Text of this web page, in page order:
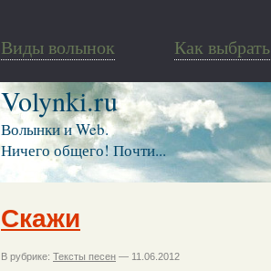
Виды волынок Как выбрать
Volynki.ru
Волынки и Web.
Ничего общего! Почти...
Скажи
В рубрике: Тексты песен — 11.06.2012